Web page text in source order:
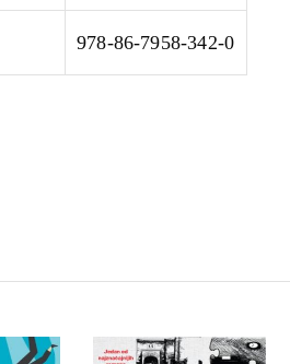
978-86-7958-342-0